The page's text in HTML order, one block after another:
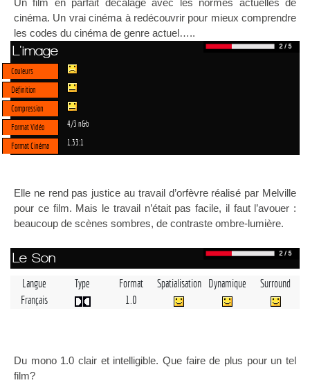
Un film en parfait décalage avec les normes actuelles de
cinéma. Un vrai cinéma à redécouvrir pour mieux comprendre
les codes du cinéma de genre actuel…..
L'image
Couleurs
Définition
Compression
Format Vidéo
4/3 n&b
Format Cinéma 1.33:1
Elle ne rend pas justice au travail d’orfèvre réalisé par Melville
pour ce film. Mais le travail n’était pas facile, il faut l’avouer :
beaucoup de scènes sombres, de contraste ombre-lumière.
Le Son
Langue Type Format Spatialisation Dynamique
Surround
Français
1.0
Du mono 1.0 clair et intelligible. Que faire de plus pour un tel
film?